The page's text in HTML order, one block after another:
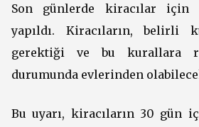
Son günlerde kiracılar için
yapıldı. Kiracıların, belirli
gerektiği ve bu kurallara
durumunda evlerinden
Bu uyarı, kiracıların 30 gün